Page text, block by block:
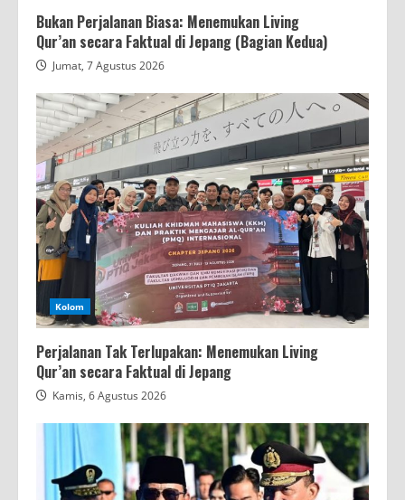
Bukan Perjalanan Biasa: Menemukan Living
Qur’an secara Faktual di Jepang (Bagian Kedua)
Jumat, 7 Agustus 2026
Kolom
Perjalanan Tak Terlupakan: Menemukan Living
Qur’an secara Faktual di Jepang
Kamis, 6 Agustus 2026